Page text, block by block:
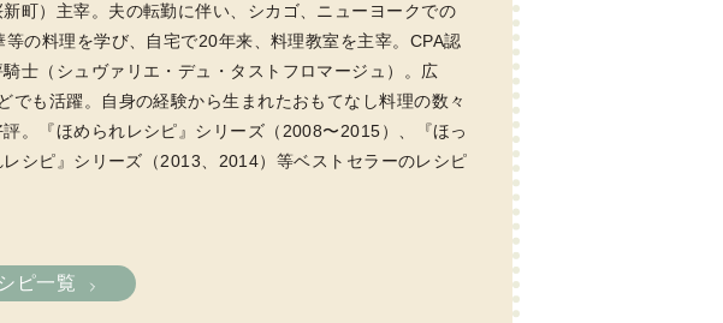
町）主宰。夫の転勤に伴い、シカゴ、ニューヨークでの
の料理を学び、自宅で20年来、料理教室を主宰。CPA認
士（シュヴァリエ・デュ・タストフロマージュ）。広
も活躍。自身の経験から生まれたおもてなし料理の数々
。『ほめられレシピ』シリーズ（2008〜2015）、『ほっ
シピ』シリーズ（2013、2014）等ベストセラーのレシピ
ピ一覧